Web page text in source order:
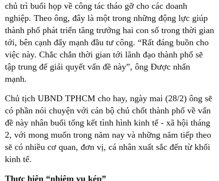
chủ trì buổi họp về công tác tháo gỡ cho các doanh
nghiệp. Theo ông, đây là một trong những động lực giúp
thành phố phát triển tăng trưởng hai con số trong thời gian
tới, bên cạnh đẩy mạnh đầu tư công. “Rất đáng buồn cho
việc này. Chắc chắn thời gian tới lãnh đạo thành phố sẽ
tập trung để giải quyết vấn đề này”, ông Được nhấn
mạnh.
Chủ tịch UBND TPHCM cho hay, ngày mai (28/2) ông sẽ
có phần nói chuyện với cán bộ chủ chốt thành phố về vấn
đề này nhân buổi tổng kết tình hình kinh tế - xã hội tháng
2, với mong muốn trong năm nay và những năm tiếp theo
sẽ có nhiều cơ quan, đơn vị, cá nhân xuất sắc đến từ khối
kinh tế.
Thực hiện “nhiệm vụ kép”